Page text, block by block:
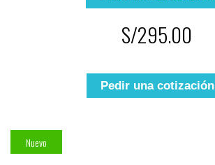
S/295.00
Pedir una cotización
Nuevo